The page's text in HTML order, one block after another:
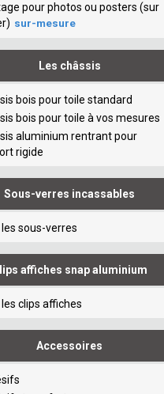
pour photos ou posters (sur
sur-mesure
Les châssis
bois pour toile standard
bois pour toile à vos mesures
aluminium rentrant pour
rigide
Sous-verres incassables
sous-verres
affiches snap aluminium
clips affiches
Accessoires